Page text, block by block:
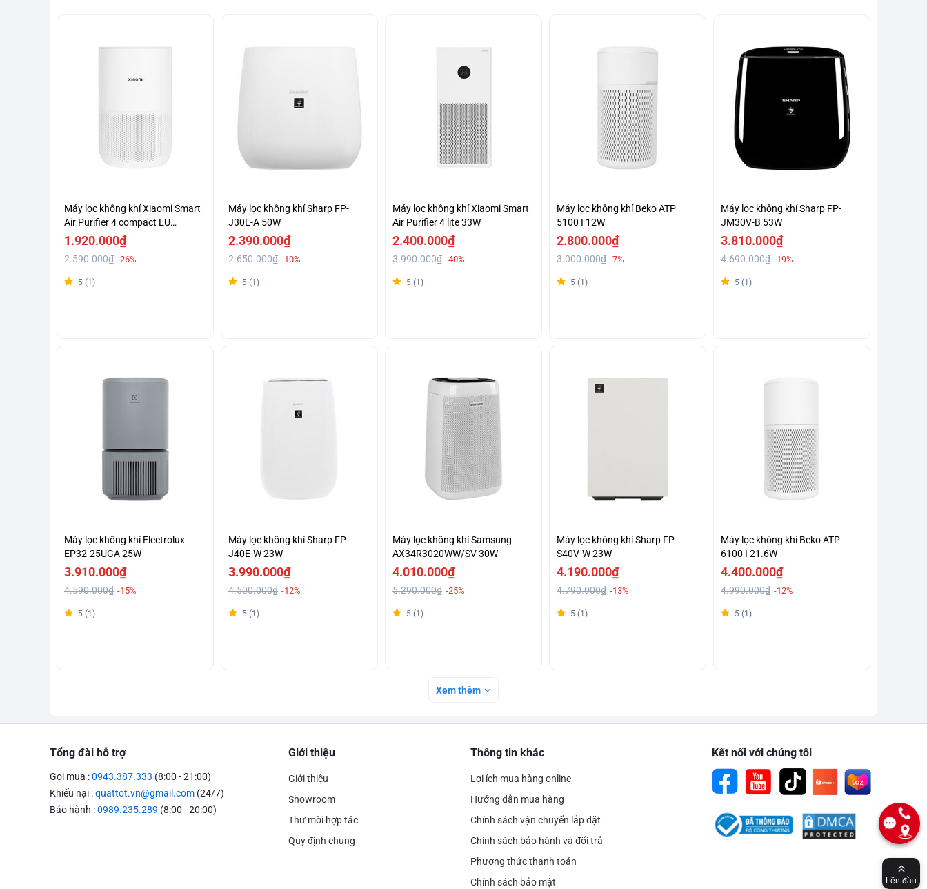
Máy lọc không khí Xiaomi Smart
Air Purifier 4 compact EU
(BHR5860EU) 27W
1.920.000₫
2.590.000₫ -26%
5 (1)
Máy lọc không khí Sharp FP-
J30E-A 50W
2.390.000₫
2.650.000₫ -10%
5 (1)
Máy lọc không khí Xiaomi Smart
Air Purifier 4 lite 33W
2.400.000₫
3.990.000₫ -40%
5 (1)
Máy lọc không khí Beko ATP
5100 I 12W
2.800.000₫
3.000.000₫ -7%
5 (1)
Máy lọc không khí Sharp FP-
JM30V-B 53W
3.810.000₫
4.690.000₫ -19%
5 (1)
Máy lọc không khí Electrolux
EP32-25UGA 25W
3.910.000₫
4.590.000₫ -15%
5 (1)
Máy lọc không khí Sharp FP-
J40E-W 23W
3.990.000₫
4.500.000₫ -12%
5 (1)
Máy lọc không khí Samsung
AX34R3020WW/SV 30W
4.010.000₫
5.290.000₫ -25%
5 (1)
Máy lọc không khí Sharp FP-
S40V-W 23W
4.190.000₫
4.790.000₫ -13%
5 (1)
Máy lọc không khí Beko ATP
6100 I 21.6W
4.400.000₫
4.990.000₫ -12%
5 (1)
Xem thêm
Tổng đài hỗ trợ
Gọi mua :0943.387.333 (8:00 - 21:00)
Khiếu nại :quattot.vn@gmail.com (24/7)
Bảo hành :0989.235.289 (8:00 - 20:00)
Giới thiệu
Giới thiệu
Showroom
Thư mời hợp tác
Quy định chung
Thông tin khác
Lợi ích mua hàng online
Hướng dẫn mua hàng
Chính sách vận chuyển lắp đặt
Chính sách bảo hành và đổi trả
Phương thức thanh toán
Chính sách bảo mật
Kết nối với chúng tôi
Lên đầu